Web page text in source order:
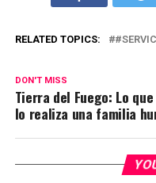
RELATED TOPICS:
DON'T MISS
Tierra del Fuego: Lo
lo realiza una familia